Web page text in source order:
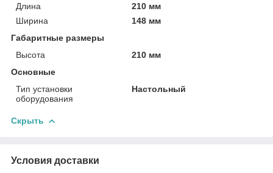
Длина
210 мм
Ширина
148 мм
Габаритные размеры
Высота
210 мм
Основные
Тип установки
оборудования
Настольный
Скрыть
Условия доставки